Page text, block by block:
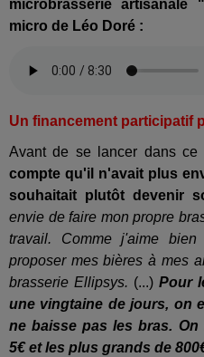
microbrasserie artisanale
micro de Léo Doré :
Un financement participatif
Avant de se lancer dans ce
compte qu'il n'avait plus
souhaitait plutôt devenir
envie de faire mon propre
travail. Comme j'aime
proposer mes bières à mes
brasserie Ellipsys. (...) Pour
une vingtaine de jours, on
ne baisse pas les bras.
5€ et les plus grands de